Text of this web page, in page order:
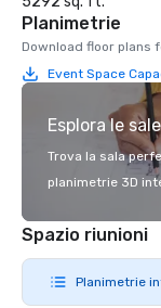
Planimetrie
Download floor plans
Event Space
Esplora le
Trova la sala
planimetrie 3D
Spazio riunioni
Planimetrie